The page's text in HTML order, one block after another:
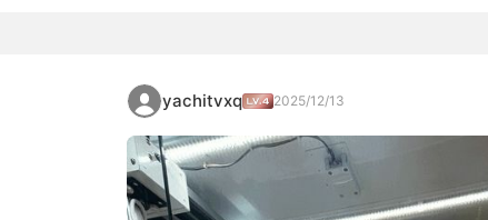
yachitvxq 2025/12/13